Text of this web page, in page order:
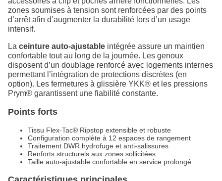
zones soumises à tension sont renforcées par des points
d’arrêt afin d’augmenter la durabilité lors d’un usage
intensif.
La ceinture auto-ajustable intégrée assure un maintien
confortable tout au long de la journée. Les genoux
disposent d’un doublage renforcé avec logements internes
permettant l’intégration de protections discrètes (en
option). Les fermetures à glissière YKK® et les pressions
Prym® garantissent une fiabilité constante.
Points forts
Tissu Flex-Tac® Ripstop extensible et robuste
Configuration complète à 12 espaces de rangement
Traitement DWR hydrofuge et anti-salissures
Renforts structurels aux zones sollicitées
Taille auto-ajustable confortable en service prolongé